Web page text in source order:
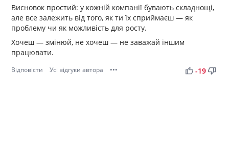
Висновок простий: у кожній компанії бувають складнощі,
але все залежить від того, як ти їх сприймаєш — як
проблему чи як можливість для росту.
Хочеш — змінюй, не хочеш — не заважай іншим
працювати.
Відповісти Усі відгуки автора ••• thumb_up thumb_down
-19